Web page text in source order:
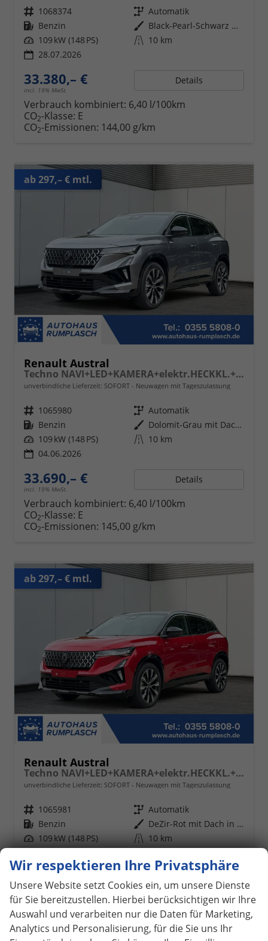
Fahrzeugnr. 1068374 Getriebe Automatik
Kraftstoff Benzin Außenfarbe
Black-Pearl-Schwarz Metallic
Leistung 109 kW (148 PS) Kilometerstand 10 km
28.07.2026
33.380,– €
incl. 19% MwSt.
Details
Verbrauch kombiniert: 6,40 l/100km
CO2-Klasse: E
CO2-Emissionen: 144,00 g/km
ab 297,– € mtl.
Renault Austral
Techno NAVI+LED+KAMERA+elektr.HECKKL.+19"LM
unverbindliche Lieferzeit: SOFORT Neuwagen mit Tageszulassung
Fahrzeugnr. 1065980 Getriebe Automatik
Kraftstoff Benzin Außenfarbe
Dolomit-Grau mit Dach in Black-Pearl-Schwarz
Leistung 109 kW (148 PS) Kilometerstand 10 km
04.06.2026
33.690,– €
incl. 19% MwSt.
Details
Verbrauch kombiniert: 6,40 l/100km
CO2-Klasse: E
CO2-Emissionen: 145,00 g/km
ab 297,– € mtl.
Renault Austral
Techno NAVI+LED+KAMERA+elektr.HECKKL.+19"LM
unverbindliche Lieferzeit: SOFORT Neuwagen mit Tageszulassung
Fahrzeugnr. 1065981 Getriebe Automatik
Kraftstoff Benzin Außenfarbe
DeZir-Rot mit Dach in Black-Pearl-Schwarz
Leistung 109 kW (148 PS) Kilometerstand 10 km
33.690,– €
incl. 19% MwSt.
Verbrauch kombiniert:6,40 l/100km
CO2-Klasse: E
CO2-Emissionen:145,00 g/km
Wir respektieren Ihre Privatsphäre
Unsere Website setzt Cookies ein, um unsere Dienste
für Sie bereitzustellen. Hierbei berücksichtigen wir Ihre
Auswahl und verarbeiten nur die Daten für Marketing,
Analytics und Personalisierung, für die Sie uns Ihr